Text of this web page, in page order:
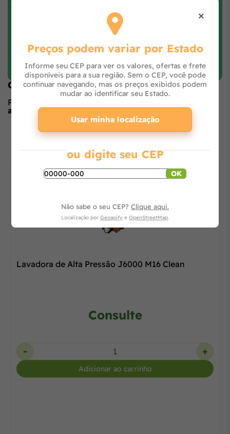
Faça login e avalie
Opiniões de quem comprou o produto
Produto ainda sem avaliações,
avaliar
no formulário ao lado.
O que os outros estão vendo
Lavadora de Alta Pressão J6000 M16 Clean
Consulte
- +
Adicionar ao carrinho
×
Preços podem variar por Estado
Informe seu CEP para ver os valores, ofertas e frete
disponíveis para a sua região. Sem o CEP, você pode
continuar navegando, mas os preços exibidos podem
mudar ao identificar seu Estado.
Usar minha localização
ou digite seu CEP
OK
Não sabe o seu CEP? Clique aqui.
Localização por Geoapify e OpenStreetMap